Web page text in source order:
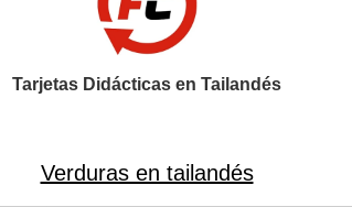
Tarjetas Didácticas en Tailandés
Verduras en tailandés